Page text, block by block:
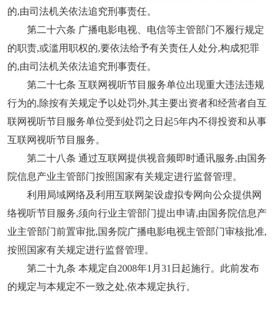
的,由司法机关依法追究刑事责任。
第二十六条 广播电影电视、电信等主管部门不履行规定
的职责,或滥用职权的,要依法给予有关责任人处分,构成犯罪
的,由司法机关依法追究刑事责任。
第二十七条 互联网视听节目服务单位出现重大违法违规
行为的,除按有关规定予以处罚外,其主要出资者和经营者自互
联网视听节目服务单位受到处罚之日起5年内不得投资和从事
互联网视听节目服务。
第二十八条 通过互联网提供视音频即时通讯服务,由国务
院信息产业主管部门按照国家有关规定进行监督管理。
利用局域网络及利用互联网架设虚拟专网向公众提供网
络视听节目服务,须向行业主管部门提出申请,由国务院信息产
业主管部门前置审批,国务院广播电影电视主管部门审核批准,
按照国家有关规定进行监督管理。
第二十九条 本规定自2008年1月31日起施行。此前发布
的规定与本规定不一致之处,依本规定执行。